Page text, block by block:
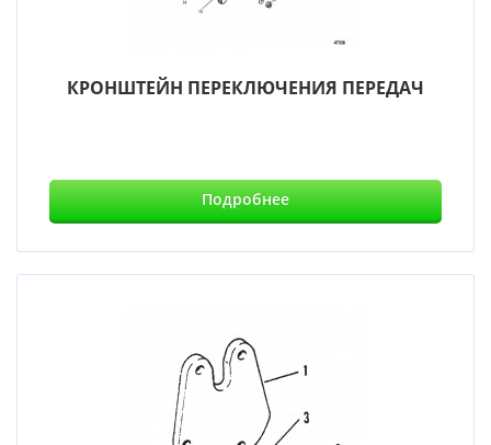
КРОНШТЕЙН ПЕРЕКЛЮЧЕНИЯ ПЕРЕДАЧ
Подробнее